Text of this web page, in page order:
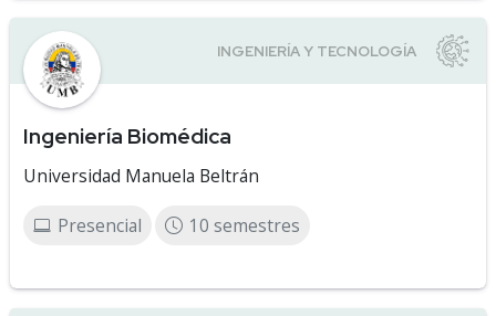
Ingeniería Biomédica
Universidad Manuela Beltrán
Presencial 10 semestres